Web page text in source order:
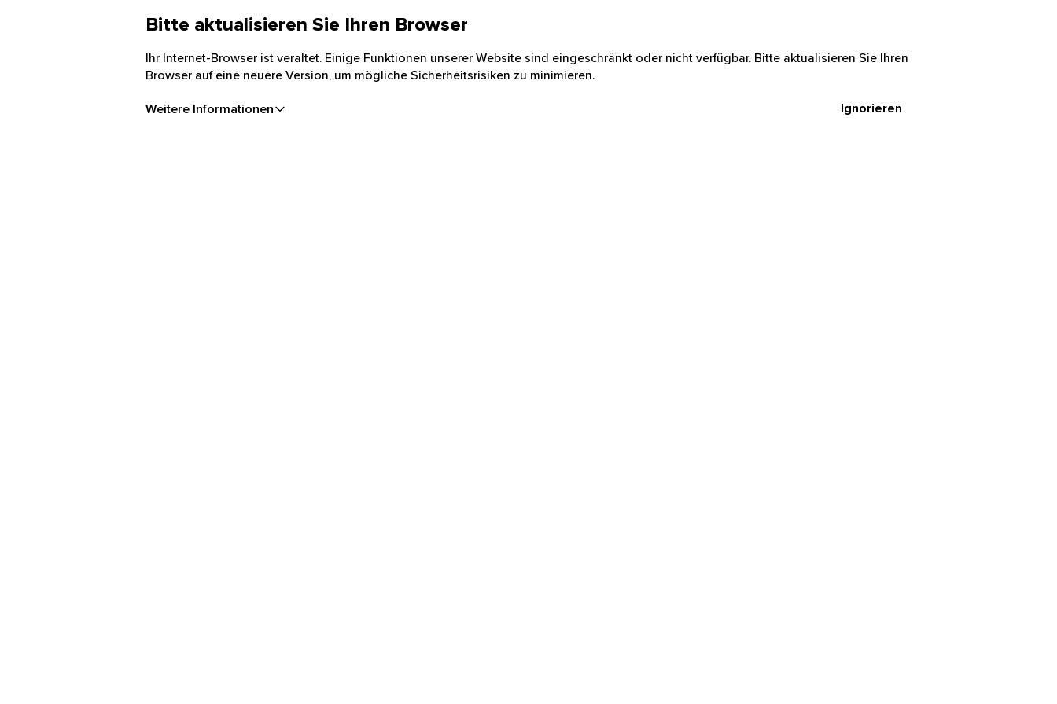
Bitte aktualisieren Sie Ihren Browser
Ihr Internet-Browser ist veraltet. Einige Funktionen unserer Website sind eingeschränkt oder nicht verfügbar. Bitte aktualisieren Sie Ihren
Browser auf eine neuere Version, um mögliche Sicherheitsrisiken zu minimieren.
Weitere Informationen Ignorieren